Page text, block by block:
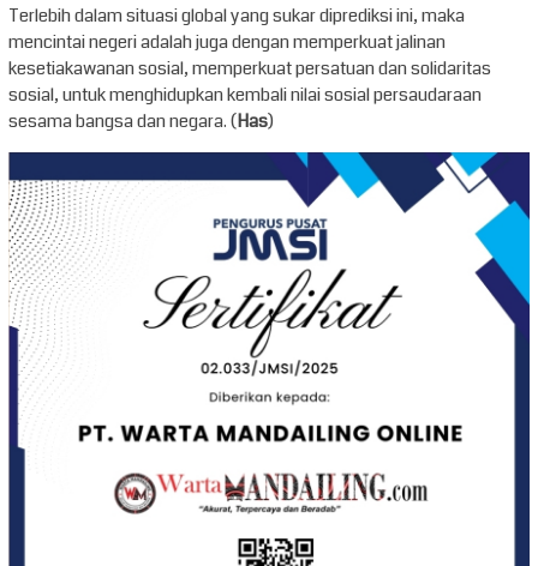
Terlebih dalam situasi global yang sukar diprediksi ini, maka
mencintai negeri adalah juga dengan memperkuat jalinan
kesetiakawanan sosial, memperkuat persatuan dan solidaritas
sosial, untuk menghidupkan kembali nilai sosial persaudaraan
sesama bangsa dan negara. (Has)